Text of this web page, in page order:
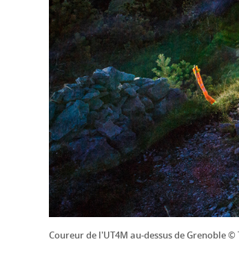
Coureur de l'UT4M au-dessus de Grenoble